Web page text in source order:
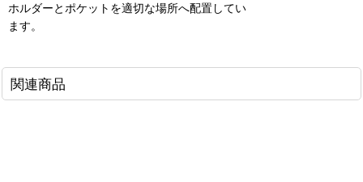
ホルダーとポケットを適切な場所へ配置してい
ます。
関連商品